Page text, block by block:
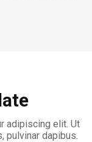
adipiscing elit. Ut
pulvinar dapibus.